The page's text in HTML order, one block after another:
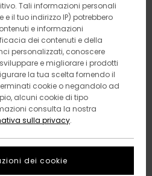
Tali informazioni personali
il tuo indirizzo IP) potrebbero
e informazioni
dei contenuti e della
personalizzati, conoscere
e migliorare i prodotti
la tua scelta fornendo il
cookie o negandolo ad
alcuni cookie di tipo
consulta la nostra
sulla privacy.
dei cookie